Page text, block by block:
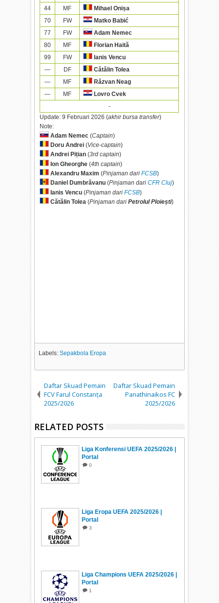
44
MF
Mihael Onișa
70
FW
Matko Babić
77
FW
Adam Nemec
80
MF
Florian Haită
99
FW
Ianis Vencu
—
DF
Cătălin Tolea
—
MF
Răzvan Neag
—
MF
Lovro Cvek
-
Update:9 Februari 2026 (akhir bursa transfer)
Note:
Adam Nemec (Captain)
Doru Andrei (Vice-captain)
Andrei Pițian (3rd captain)
Ion Gheorghe (4th captain)
Alexandru Maxim (Pinjaman dariFCSB)
Daniel Dumbrăvanu (Pinjaman dariCFR Cluj)
Ianis Vencu (Pinjaman dariFCSB)
Cătălin Tolea (Pinjaman dariPetrolul Ploiești)
Labels:Sepakbola Eropa
Daftar Skuad Pemain
FCV Farul Constanța
2025/2026
Daftar Skuad Pemain
Panathinaikos FC
2025/2026
RELATED POSTS
Liga Konferensi UEFA 2025/2026 |
Portal
0
Liga Eropa UEFA 2025/2026 |
Portal
3
Liga Champions UEFA 2025/2026 |
Portal
1